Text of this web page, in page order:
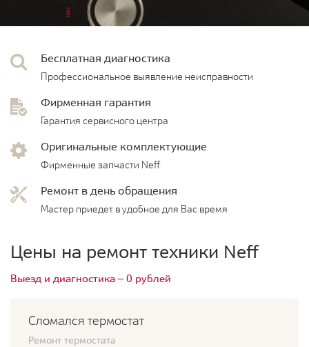
Бесплатная диагностика
Профессиональное выявление неисправности
Фирменная гарантия
Гарантия сервисного центра
Оригинальные комплектующие
Фирменные запчасти Neff
Ремонт в день обращения
Мастер приедет в удобное для Вас время
Цены на ремонт техники Neff
Выезд и диагностика — 0 рублей
Сломался термостат
Ремонт термостата